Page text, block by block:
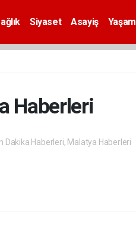
Siyaset Asayiş Yaşam
Haberleri
Dakika Haberleri, Malatya Haberleri